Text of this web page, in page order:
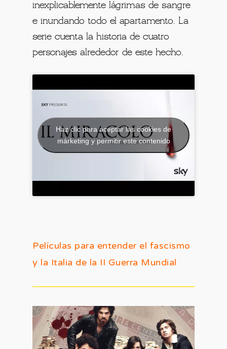
inexplicablemente lágrimas de sangre
e inundando todo el apartamento. La
serie cuenta la historia de cuatro
personajes alrededor de este hecho.
Haz clic para aceptar las cookies de
márketing y permitir este contenido
Películas para entender el fascismo
y la Italia de la II Guerra Mundial